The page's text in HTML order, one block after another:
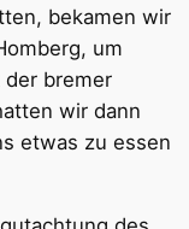
bekamen wir
um
der bremer
wir dann
etwas zu essen